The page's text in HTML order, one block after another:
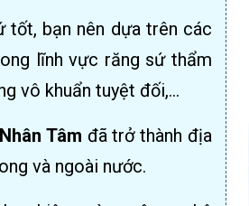
bạn nên dựa trên các
lĩnh vực răng sứ thẩm
vô khuẩn tuyệt đối,…
Tâm đã trở thành địa
và ngoài nước.